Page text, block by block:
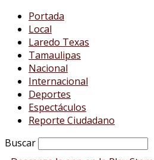
Portada
Local
Laredo Texas
Tamaulipas
Nacional
Internacional
Deportes
Espectáculos
Reporte Ciudadano
Buscar